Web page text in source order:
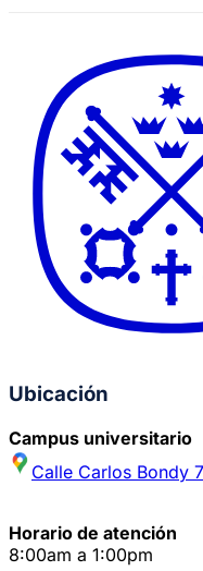
Ubicación
Campus universitario
Calle Carlos Bondy
Horario de atención
8:00am a 1:00pm